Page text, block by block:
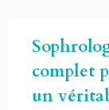
complet
un